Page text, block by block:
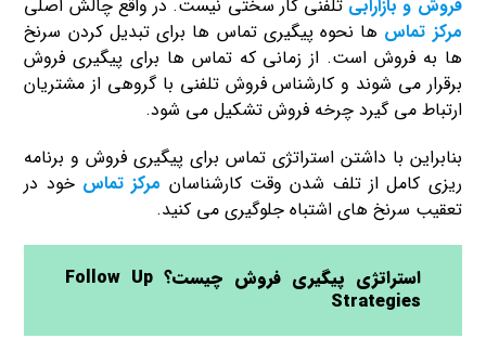
فروش و بازارابیتلفنی کار سختی نیست. در واقع چالش اصلی
مرکز تماس ها نحوه پیگیری تماس ها برای تبدیل کردن سرنخ
ها به فروش است. از زمانی که تماس ها برای پیگیری فروش
برقرار می شوند و کارشناس فروش تلفنی با گروهی از مشتریان
ارتباط می گیرد چرخه فروش تشکیل می شود.
بنابراین با داشتن استراتژی تماس برای پیگیری فروش و برنامه
ریزی کامل از تلف شدن وقت کارشناسان مرکز تماس خود در
تعقیب سرنخ های اشتباه جلوگیری می کنید.
استراتژی پیگیری فروش چیست؟ Follow Up
Strategies